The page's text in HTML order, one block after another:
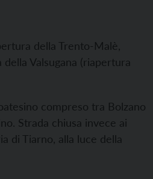
della Trento-Malè,
Valsugana (riapertura
compreso tra Bolzano
Strada chiusa invece ai
di Tiarno, alla luce della